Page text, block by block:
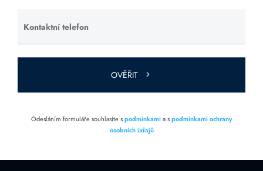
Kontaktní telefon
Ponechte
toto pole
prázdné.
OVĚŘIT
Odesláním formuláře souhlasíte spodmínkamia spodmínkami ochrany
osobních údajů